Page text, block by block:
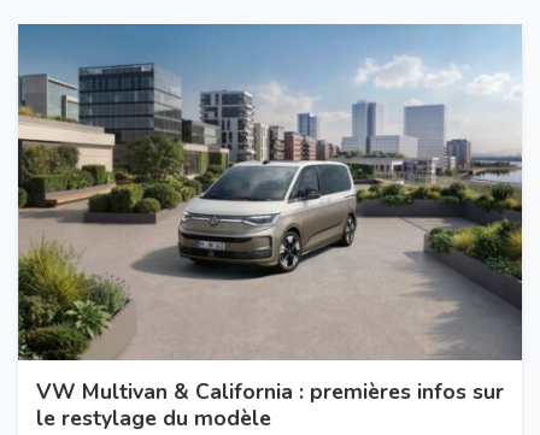
VW Multivan & California : premières infos sur
le restylage du modèle